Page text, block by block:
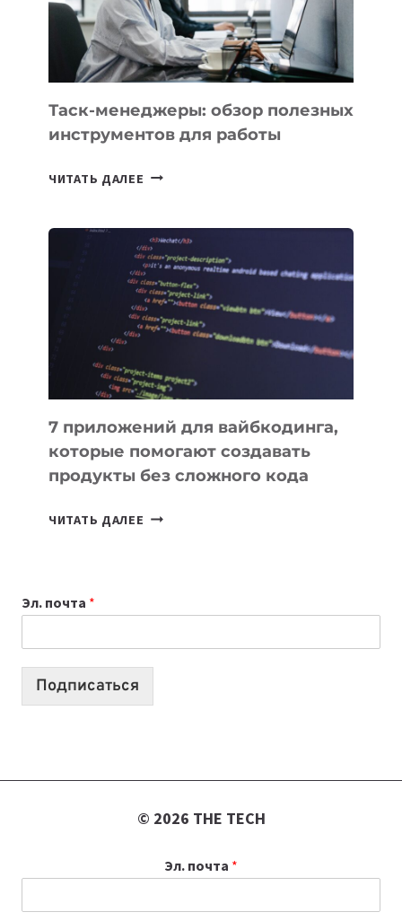
ЕМУ
МОЖНО
ПОРУЧИТЬ
УЖЕ
Таск-менеджеры: обзор полезных
инструментов для работы
ЧИТАТЬ ДАЛЕЕ ТАСК-
ПОЛЕЗНЫХ
ИНСТРУМЕНТОВ
ДЛЯ
РАБОТЫ
7 приложений для вайбкодинга,
которые помогают создавать
продукты без сложного кода
ЧИТАТЬ ДАЛЕЕ 7
СОЗДАВАТЬ
ПРОДУКТЫ
Эл. почта *
Подписаться
© 2026 THE TECH
Эл. почта *